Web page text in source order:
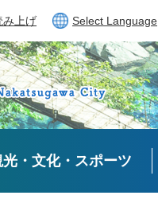
み上げ Select Language
光・文化・スポーツ